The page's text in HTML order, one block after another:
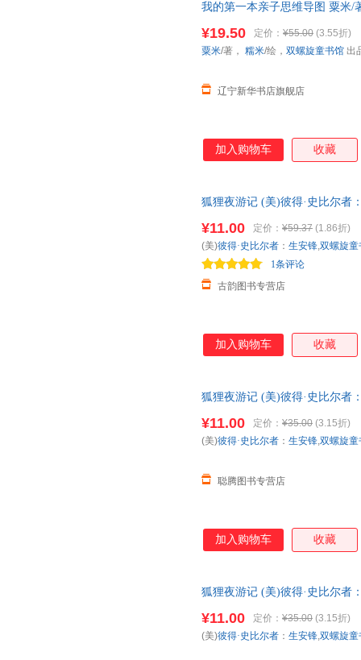
我的第一本亲子思维导图 粟米/
¥19.50 定价： ¥55.00 (3.55折)
辽宁新华书店旗舰店
粟米/著， 糯米/绘， 双螺旋童书馆 出
加入购物车 收藏
狐狸夜游记 (美)彼得·史比尔者
¥11.00 定价： ¥59.37 (1.86折)
古韵图书专营店
1条评论
(美)彼得·史比尔者 ： 生安锋,双螺旋童
加入购物车 收藏
狐狸夜游记 (美)彼得·史比尔者
¥11.00 定价： ¥35.00 (3.15折)
聪腾图书专营店
(美)彼得·史比尔者 ： 生安锋,双螺旋童
加入购物车 收藏
狐狸夜游记 (美)彼得·史比尔者
¥11.00 定价： ¥35.00 (3.15折)
(美)彼得·史比尔者 ： 生安锋,双螺旋童